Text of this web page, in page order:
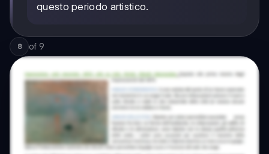
questo periodo artistico.
8 of 9